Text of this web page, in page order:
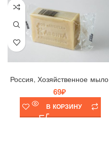
Россия, Хозяйственное мыло
69₽
В КОРЗИНУ